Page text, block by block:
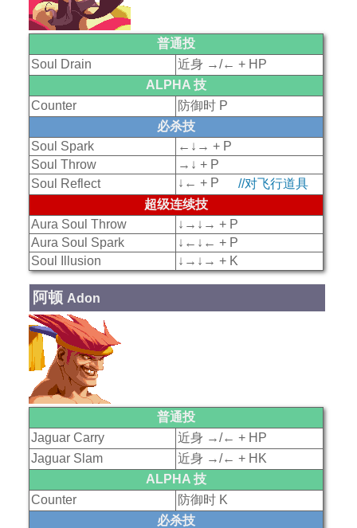
普通投
Soul Drain
近身 →/← + HP
ALPHA 技
Counter
防御时 P
必杀技
Soul Spark
←↓→ + P
Soul Throw
→↓ + P
Soul Reflect
↓← + P
//对飞行道具
超级连续技
Aura Soul Throw
↓→↓→ + P
Aura Soul Spark
↓←↓← + P
Soul Illusion
↓→↓→ + K
阿顿 Adon
普通投
Jaguar Carry
近身 →/← + HP
Jaguar Slam
近身 →/← + HK
ALPHA 技
Counter
防御时 K
必杀技